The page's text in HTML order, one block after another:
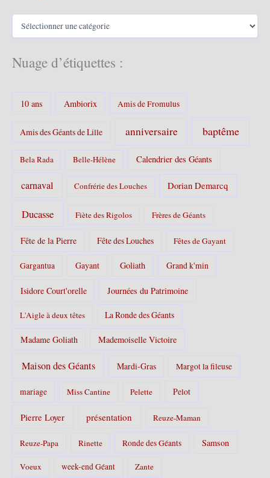
s
C
é
g
Nuage d’étiquettes :
10 ans Ambiorix Amis de Fromulus
Amis des Géants de Lille anniversaire baptême
Bela Rada Belle-Hélène Calendrier des Géants
carnaval Confrérie des Louches Dorian Demarcq
Ducasse Fiète des Rigolos Frères de Géants
Fête de la Pierre Fête des Louches Fêtes de Gayant
Gargantua Gayant Goliath Grand k'min
Isidore Court'orelle Journées du Patrimoine
L'Aigle à deux têtes La Ronde des Géants
Madame Goliath Mademoiselle Victoire
Maison des Géants Mardi-Gras Margot la fileuse
mariage Miss Cantine Pelette Pelot
Pierre Loyer présentation Reuze-Maman
Reuze-Papa Rinette Ronde des Géants Samson
Voeux week-end Géant Zante